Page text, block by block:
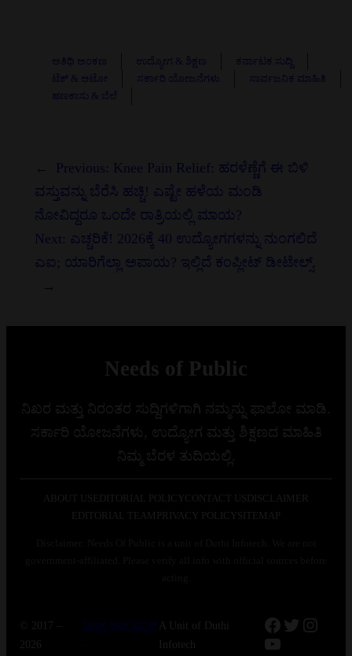
ಅತಿಥಿ ಅಂಕಣ ಉದ್ಯೋಗ & ಶಿಕ್ಷಣ
ಕರ್ನಾಟಕ ಸುದ್ದಿ
ಟೆಕ್ & ಆಟೋ
ಸರ್ಕಾರಿ ಯೋಜನೆಗಳು
ಸಾರ್ವಜನಿಕ ಮಾಹಿತಿ
ಹಣಕಾಸು & ಬೆಲೆ
Previous: Knee Pain Relief: ಹರಳೆಣ್ಣೆಗೆ ಈ ಬಿಳಿ
ವಸ್ತುವನ್ನು ಬೆರೆಸಿ ಹಚ್ಚಿ! ಎಷ್ಟೇ ಹಳೆಯ ಮಂಡಿ
ನೋವಿದ್ದರೂ ಒಂದೇ ರಾತ್ರಿಯಲ್ಲಿ ಮಾಯ?
Next: ಎಚ್ಚರಿಕೆ! 2026ಕ್ಕೆ 40 ಉದ್ಯೋಗಗಳನ್ನು ನುಂಗಲಿದೆ
ಎಐ; ಯಾರಿಗೆಲ್ಲಾ ಅಪಾಯ? ಇಲ್ಲಿದೆ ಕಂಪ್ಲೀಟ್ ಡೀಟೇಲ್ಸ್.
Needs of Public
ನಿಖರ ಮತ್ತು ನಿರಂತರ ಸುದ್ದಿಗಳಿಗಾಗಿ ನಮ್ಮನ್ನು ಫಾಲೋ ಮಾಡಿ.
ಸರ್ಕಾರಿ ಯೋಜನೆಗಳು, ಉದ್ಯೋಗ ಮತ್ತು ಶಿಕ್ಷಣದ ಮಾಹಿತಿ
ನಿಮ್ಮ ಬೆರಳ ತುದಿಯಲ್ಲಿ.
ABOUT US EDITORIAL POLICY CONTACT US DISCLAIMER
EDITORIAL TEAM
PRIVACY POLICY SITEMAP
© 2017 –
2026
A Unit of Duthi
Infotech
Facebook
Twitter
YouTube